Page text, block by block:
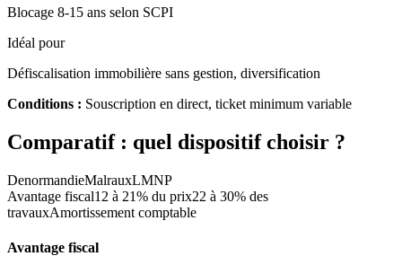
Blocage 8-15 ans selon SCPI
Idéal pour
Défiscalisation immobilière sans gestion, diversification
Conditions : Souscription en direct, ticket minimum variable
Comparatif : quel dispositif choisir ?
DenormandieMalrauxLMNP
Avantage fiscal12 à 21% du prix22 à 30% des
travauxAmortissement comptable
Avantage fiscal